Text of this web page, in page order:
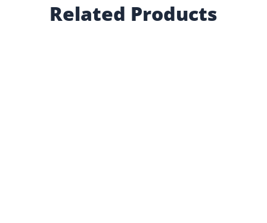
Related Products